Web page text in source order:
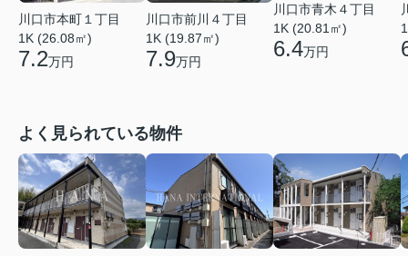
川口市本町１丁目
1K (26.08㎡)
7.2万円
川口市前川４丁目
1K (19.87㎡)
7.9万円
川口市青木４丁目
1K (20.81㎡)
6.4万円
よく見られている物件